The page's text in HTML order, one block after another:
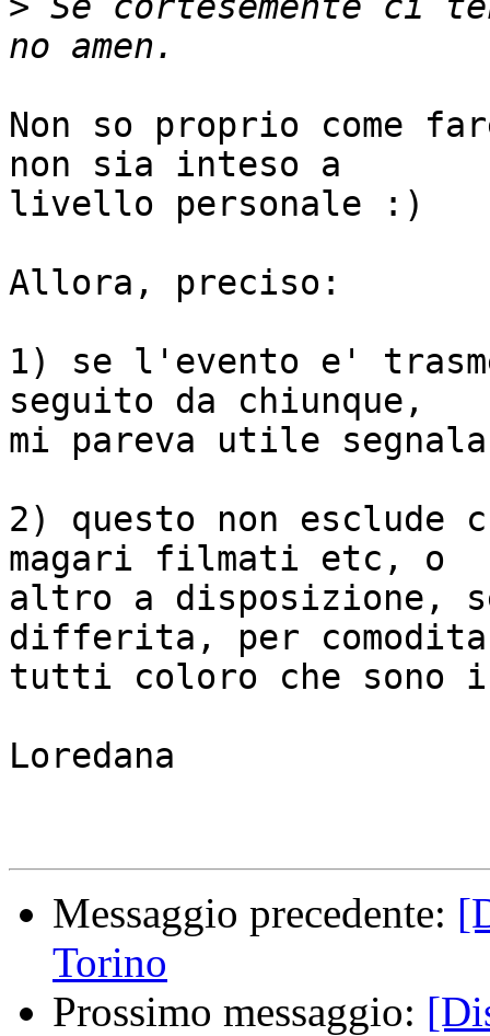
Non so proprio come
non sia inteso a
livello personale :)
Allora, preciso:
1) se l'evento e'
seguito da chiunque,
mi pareva utile
2) questo non esclude
magari filmati etc, o
altro a disposizione,
differita, per
tutti coloro che sono
Loredana
Messaggio precedente:
Torino
Prossimo messaggio: